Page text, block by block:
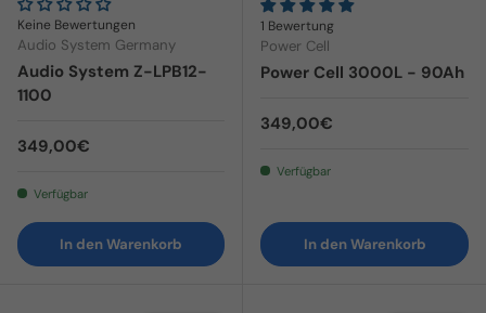
Keine Bewertungen
Audio System Germany
Audio System Z-LPB12-
1100
Normaler Preis
349,00€
Verfügbar
In den Warenkorb
1 Bewertung
Power Cell
Power Cell 3000L - 90Ah
Normaler Preis
349,00€
Verfügbar
In den Warenkorb